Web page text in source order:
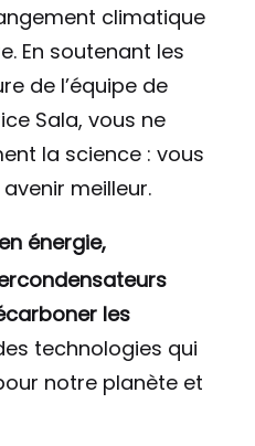
climatique
En soutenant les
de l’équipe de
Sala, vous ne
la science : vous
meilleur.
en énergie,
les
technologies qui
notre planète et